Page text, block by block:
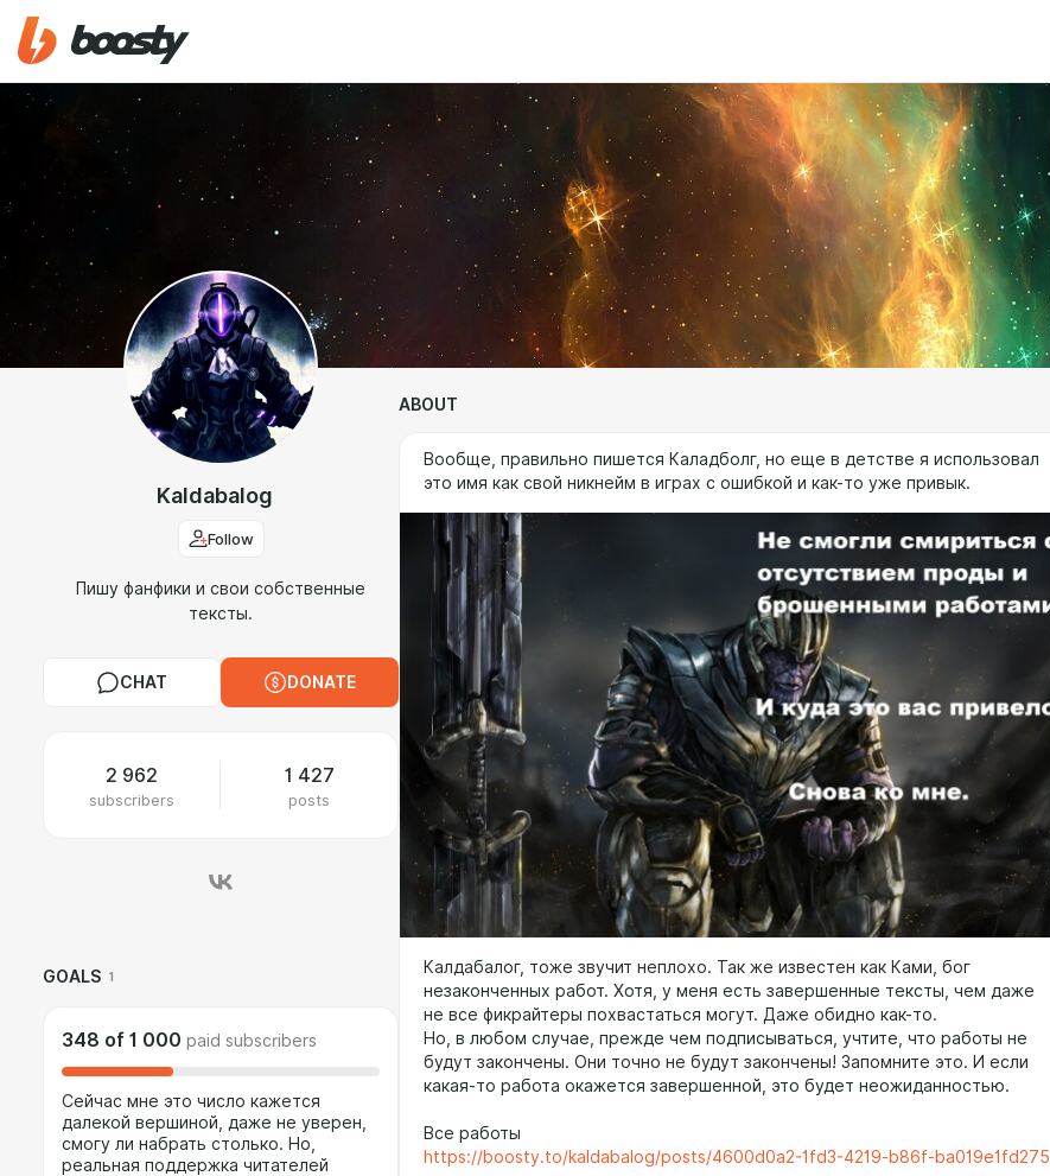
Kaldabalog
Follow
Пишу фанфики и свои собственные
тексты.
CHAT DONATE
2 962
subscribers
1 427
posts
GOALS 1
348 of 1 000 paid subscribers
Сейчас мне это число кажется
далекой вершиной, даже не уверен,
смогу ли набрать столько. Но,
реальная поддержка читателей
ABOUT
Вообще, правильно пишется Каладболг, но еще в детстве я использовал
это имя как свой никнейм в играх с ошибкой и как-то уже привык.
Калдабалог, тоже звучит неплохо. Так же известен как Ками, бог
незаконченных работ. Хотя, у меня есть завершенные тексты, чем даже
не все фикрайтеры похвастаться могут. Даже обидно как-то.
Но, в любом случае, прежде чем подписываться, учтите, что работы не
будут закончены. Они точно не будут закончены! Запомните это. И если
какая-то работа окажется завершенной, это будет неожиданностью.
Все работы
https://boosty.to/kaldabalog/posts/4600d0a2-1fd3-4219-b86f-ba019e1fd275